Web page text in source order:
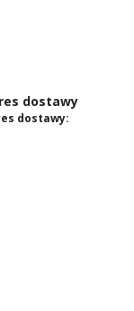
dostawy
dostawy: